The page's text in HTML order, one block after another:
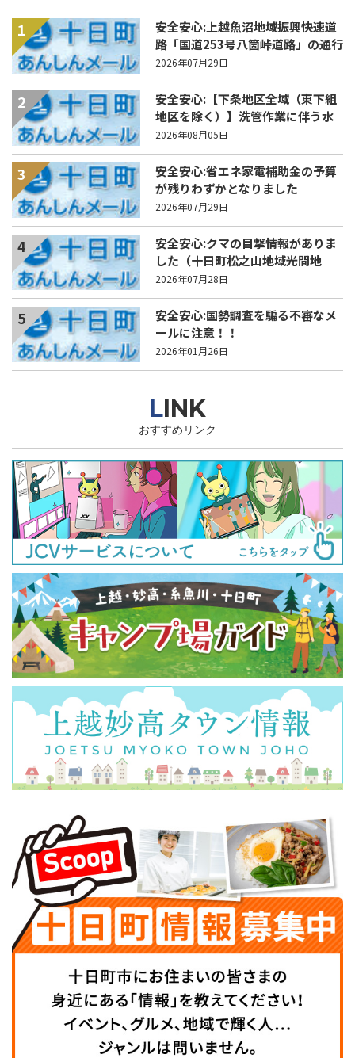
1
安全安心:上越魚沼地域振興快速道
路「国道253号八箇峠道路」の通行
規制について
2026年07月29日
2
安全安心:【下条地区全域（東下組
地区を除く）】洗管作業に伴う水
道の濁りの発生について
2026年08月05日
3
安全安心:省エネ家電補助金の予算
が残りわずかとなりました
2026年07月29日
4
安全安心:クマの目撃情報がありま
した（十日町松之山地域光間地
内）
2026年07月28日
5
安全安心:国勢調査を騙る不審なメ
ールに注意！！
2026年01月26日
LINK
おすすめリンク